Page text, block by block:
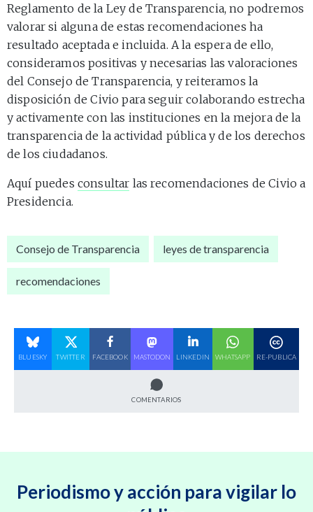
Reglamento de la Ley de Transparencia, no podremos
valorar si alguna de estas recomendaciones ha
resultado aceptada e incluida. A la espera de ello,
consideramos positivas y necesarias las valoraciones
del Consejo de Transparencia, y reiteramos la
disposición de Civio para seguir colaborando estrecha
y activamente con las instituciones en la mejora de la
transparencia de la actividad pública y de los derechos
de los ciudadanos.
Aquí puedes consultar las recomendaciones de Civio a
Presidencia.
Consejo de Transparencia leyes de transparencia
recomendaciones
BLUESKY TWITTER FACEBOOK MASTODON LINKEDIN WHATSAPP RE-PUBLICA
COMENTARIOS
Periodismo y acción para vigilar lo